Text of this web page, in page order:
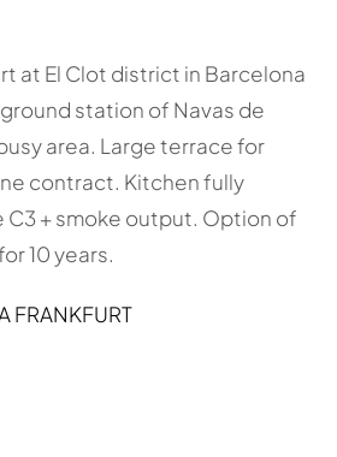
at El Clot district in Barcelona
station of Navas de
area. Large terrace for
contract. Kitchen fully
+ smoke output. Option of
10 years.
FRANKFURT